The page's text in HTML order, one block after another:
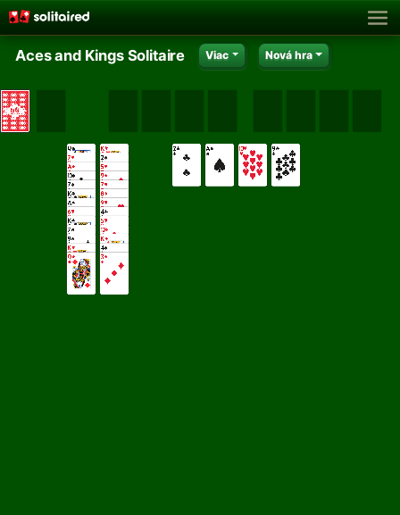
Aces and Kings Solitaire Viac Nová hra